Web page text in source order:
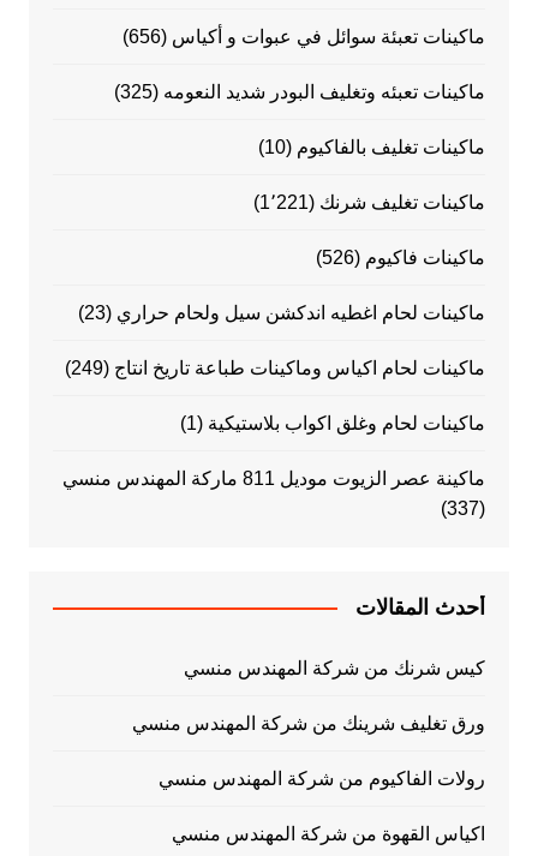
ماكينات تعبئة سوائل في عبوات و أكياس (656)
ماكينات تعبئه وتغليف البودر شديد النعومه (325)
ماكينات تغليف بالفاكيوم (10)
ماكينات تغليف شرنك (1٬221)
ماكينات فاكيوم (526)
ماكينات لحام اغطيه اندكشن سيل ولحام حراري (23)
ماكينات لحام اكياس وماكينات طباعة تاريخ انتاج (249)
ماكينات لحام وغلق اكواب بلاستيكية (1)
ماكينة عصر الزيوت موديل 811 ماركة المهندس منسي
(337)
أحدث المقالات
كيس شرنك من شركة المهندس منسي
ورق تغليف شرينك من شركة المهندس منسي
رولات الفاكيوم من شركة المهندس منسي
اكياس القهوة من شركة المهندس منسي